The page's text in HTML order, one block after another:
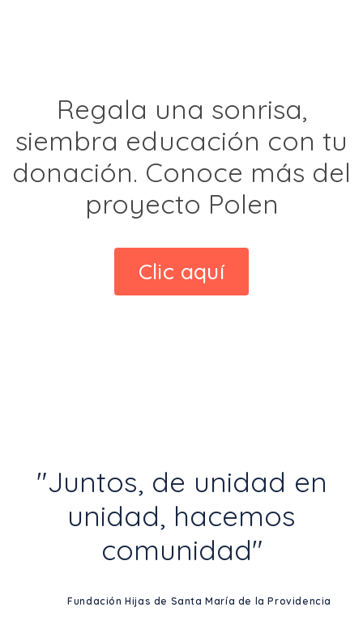
Regala una sonrisa,
siembra educación con tu
donación. Conoce más del
proyecto Polen
Clic aquí
"Juntos, de unidad en
unidad, hacemos
comunidad"
Fundación Hijas de Santa María de la Providencia